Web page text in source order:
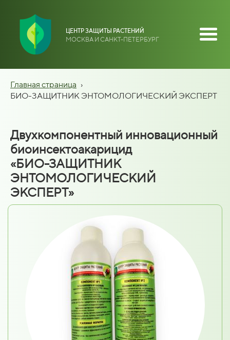
ЦЕНТР ЗАЩИТЫ РАСТЕНИЙ
МОСКВА И САНКТ-ПЕТЕРБУРГ
Главная страница ›
БИО-ЗАЩИТНИК ЭНТОМОЛОГИЧЕСКИЙ ЭКСПЕРТ
Двухкомпонентный инновационный
биоинсектоакарицид
«БИО-ЗАЩИТНИК
ЭНТОМОЛОГИЧЕСКИЙ
ЭКСПЕРТ»